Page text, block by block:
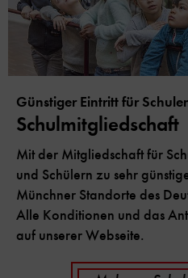
Günstiger Eintritt für
Schulmitgliedschaft
Mit der Mitgliedschaft für
und Schülern zu sehr
Münchner Standorte des
Alle Konditionen und das
auf unserer Webseite.